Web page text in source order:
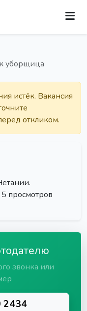
уборщица
истёк. Вакансия
откликом.
5 просмотров
звонка или
2434